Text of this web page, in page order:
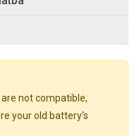
are not compatible,
your old battery's